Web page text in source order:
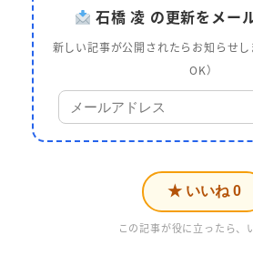
石橋 凌 の更新をメー
新しい記事が公開されたらお知らせ
OK）
★ いいね 0
この記事が役に立ったら、